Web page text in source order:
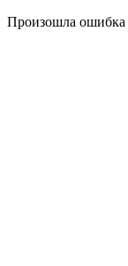
Произошла ошибка